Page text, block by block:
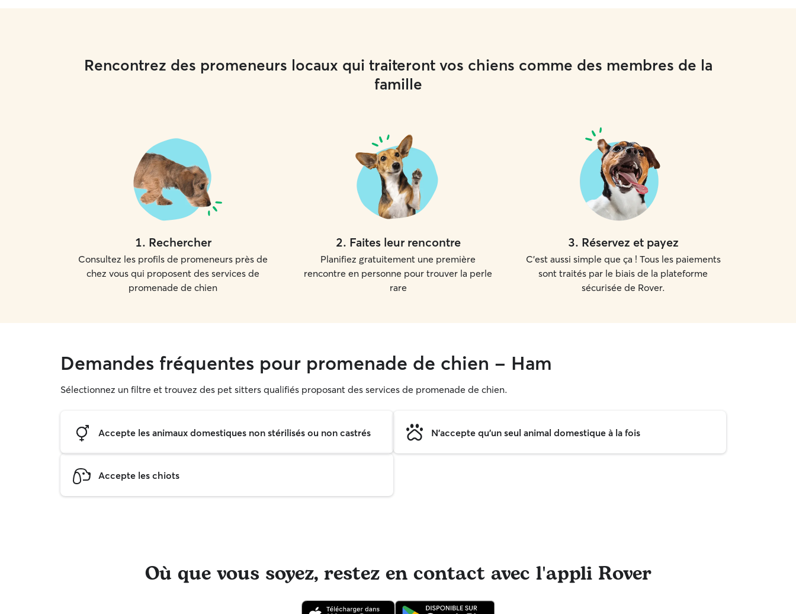
Rencontrez des promeneurs locaux qui traiteront vos chiens comme des membres de la
famille
1. Rechercher
Consultez les profils de promeneurs près de
chez vous qui proposent des services de
promenade de chien
2. Faites leur rencontre
Planifiez gratuitement une première
rencontre en personne pour trouver la perle
rare
3. Réservez et payez
C'est aussi simple que ça ! Tous les paiements
sont traités par le biais de la plateforme
sécurisée de Rover.
Demandes fréquentes pour promenade de chien - Ham
Sélectionnez un filtre et trouvez des pet sitters qualifiés proposant des services de promenade de chien.
Accepte les animaux domestiques non stérilisés ou non castrés N'accepte qu'un seul animal domestique à la fois
Accepte les chiots
Où que vous soyez, restez en contact avec l'appli Rover